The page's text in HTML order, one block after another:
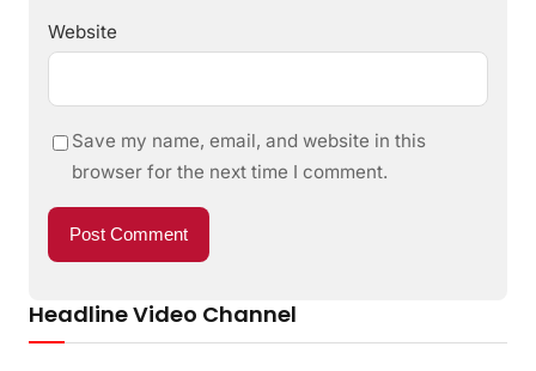
Website
Save my name, email, and website in this
browser for the next time I comment.
Headline Video Channel